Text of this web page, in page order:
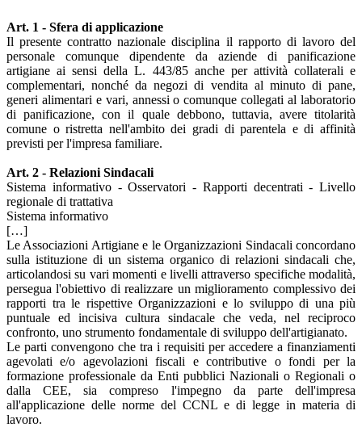
Art. 1 - Sfera di applicazione
Il presente contratto nazionale disciplina il rapporto di lavoro del
personale comunque dipendente da aziende di panificazione
artigiane ai sensi della L. 443/85 anche per attività collaterali e
complementari, nonché da negozi di vendita al minuto di pane,
generi alimentari e vari, annessi o comunque collegati al laboratorio
di panificazione, con il quale debbono, tuttavia, avere titolarità
comune o ristretta nell'ambito dei gradi di parentela e di affinità
previsti per l'impresa familiare.
Art. 2 - Relazioni Sindacali
Sistema informativo - Osservatori - Rapporti decentrati - Livello
regionale di trattativa
Sistema informativo
[…]
Le Associazioni Artigiane e le Organizzazioni Sindacali concordano
sulla istituzione di un sistema organico di relazioni sindacali che,
articolandosi su vari momenti e livelli attraverso specifiche modalità,
persegua l'obiettivo di realizzare un miglioramento complessivo dei
rapporti tra le rispettive Organizzazioni e lo sviluppo di una più
puntuale ed incisiva cultura sindacale che veda, nel reciproco
confronto, uno strumento fondamentale di sviluppo dell'artigianato.
Le parti convengono che tra i requisiti per accedere a finanziamenti
agevolati e/o agevolazioni fiscali e contributive o fondi per la
formazione professionale da Enti pubblici Nazionali o Regionali o
dalla CEE, sia compreso l'impegno da parte dell'impresa
all'applicazione delle norme del CCNL e di legge in materia di
lavoro.